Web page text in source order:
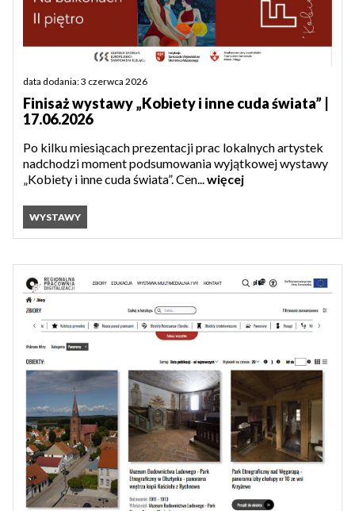
data dodania: 3 czerwca 2026
Finisaż wystawy „Kobiety i inne cuda świata” |
17.06.2026
Po kilku miesiącach prezentacji prac lokalnych artystek
nadchodzi moment podsumowania wyjątkowej wystawy
„Kobiety i inne cuda świata”. Cen...więcej
WYSTAWY